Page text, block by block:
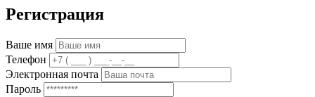
Регистрация
Ваше имя
Телефон
Электронная почта
Пароль